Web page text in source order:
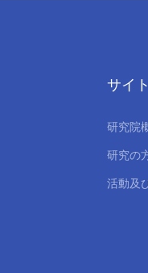
サイ
研究院
研究の
活動及